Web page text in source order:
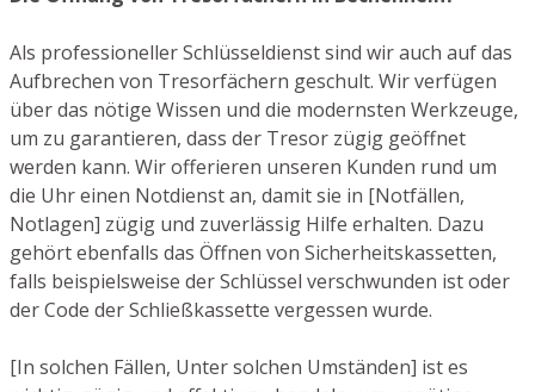
Als professioneller Schlüsseldienst sind wir auch auf das
Aufbrechen von Tresorfächern geschult. Wir verfügen
über das nötige Wissen und die modernsten Werkzeuge,
um zu garantieren, dass der Tresor zügig geöffnet
werden kann. Wir offerieren unseren Kunden rund um
die Uhr einen Notdienst an, damit sie in [Notfällen,
Notlagen] zügig und zuverlässig Hilfe erhalten. Dazu
gehört ebenfalls das Öffnen von Sicherheitskassetten,
falls beispielsweise der Schlüssel verschwunden ist oder
der Code der Schließkassette vergessen wurde.
[In solchen Fällen, Unter solchen Umständen] ist es